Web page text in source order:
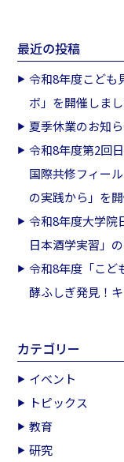
最近の投稿
令和8年度こども
ボ」を開催しま
夏季休業のお知
令和8年度第2回
国際共修フィー
の実践から」を
令和8年度大学院
日本酒学実習」
令和8年度「こど
酵ふしぎ発見！
カテゴリー
イベント
トピックス
教育
研究